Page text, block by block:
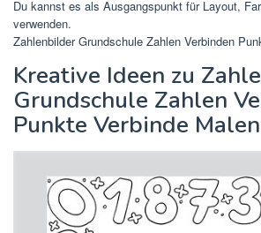
Du kannst es als Ausgangspunkt für Layout,
verwenden.
Zahlenbilder Grundschule Zahlen Verbinden
Kreative Ideen zu
Grundschule Zahlen
Punkte Verbinde Malen